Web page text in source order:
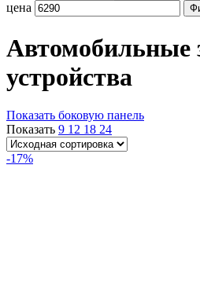
цена
Автомобильные
устройства
Показать боковую панель
Показать 9 12 18 24
-17%